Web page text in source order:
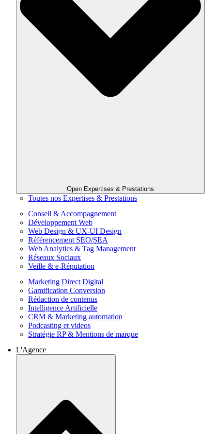
Open Expertises & Prestations
Toutes nos Expertises & Prestations
Conseil & Accompagnement
Développement Web
Web Design & UX-UI Design
Référencement SEO/SEA
Web Analytics & Tag Management
Réseaux Sociaux
Veille & e-Réputation
Marketing Direct Digital
Gamification Conversion
Rédaction de contenus
Intelligence Artificielle
CRM & Marketing automation
Podcasting et videos
Stratégie RP & Mentions de marque
L'Agence